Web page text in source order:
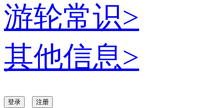
游轮常识>
其他信息>
登录 注册